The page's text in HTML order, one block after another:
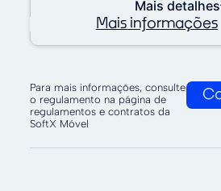
Mais detalhes
Mais informações
Para mais informações, consulte
o regulamento na página de
regulamentos e contratos da
SoftX Móvel